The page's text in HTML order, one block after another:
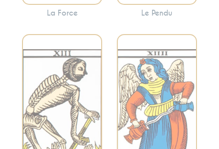
La Force Le Pendu
Incarne la
transformation, la
fin des cycles et le
renouveau. Cette
carte annonce
souvent des
changements
Évoque l’équilibre,
l’harmonie et la
modération. La
Tempérance
encourage à
trouver le juste
milieu et à
harmoniser les